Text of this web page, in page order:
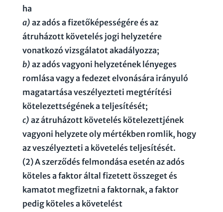
ha
a) az adós a fizetőképességére és az
átruházott követelés jogi helyzetére
vonatkozó vizsgálatot akadályozza;
b) az adós vagyoni helyzetének lényeges
romlása vagy a fedezet elvonására irányuló
magatartása veszélyezteti megtérítési
kötelezettségének a teljesítését;
c) az átruházott követelés kötelezettjének
vagyoni helyzete oly mértékben romlik, hogy
az veszélyezteti a követelés teljesítését.
(2) A szerződés felmondása esetén az adós
köteles a faktor által fizetett összeget és
kamatot megfizetni a faktornak, a faktor
pedig köteles a követelést